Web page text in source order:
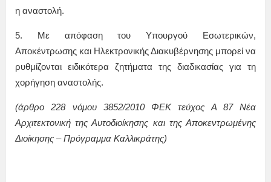
η αναστολή.
5. Με απόφαση του Υπουργού Εσωτερικών,
Αποκέντρωσης και Ηλεκτρονικής Διακυβέρνησης μπορεί να
ρυθμίζονται ειδικότερα ζητήματα της διαδικασίας για τη
χορήγηση αναστολής.
(άρθρο 228 νόμου 3852/2010 ΦΕΚ τεύχος Α 87 Νέα
Αρχιτεκτονική της Αυτοδιοίκησης και της Αποκεντρωμένης
Διοίκησης – Πρόγραμμα Καλλικράτης)